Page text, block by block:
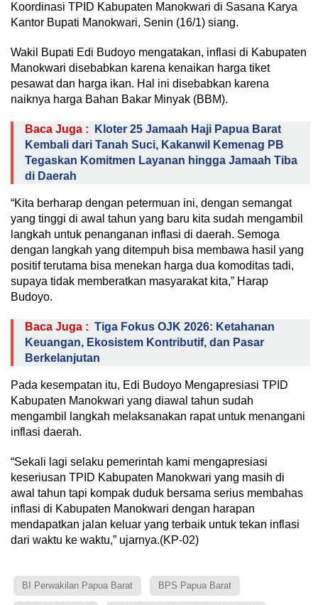
Koordinasi TPID Kabupaten Manokwari di Sasana Karya
Kantor Bupati Manokwari, Senin (16/1) siang.
Wakil Bupati Edi Budoyo mengatakan, inflasi di Kabupaten
Manokwari disebabkan karena kenaikan harga tiket
pesawat dan harga ikan. Hal ini disebabkan karena
naiknya harga Bahan Bakar Minyak (BBM).
Baca Juga :
Kloter 25 Jamaah Haji Papua Barat
Kembali dari Tanah Suci, Kakanwil Kemenag PB
Tegaskan Komitmen Layanan hingga Jamaah Tiba
di Daerah
“Kita berharap dengan petermuan ini, dengan semangat
yang tinggi di awal tahun yang baru kita sudah mengambil
langkah untuk penanganan inflasi di daerah. Semoga
dengan langkah yang ditempuh bisa membawa hasil yang
positif terutama bisa menekan harga dua komoditas tadi,
supaya tidak memberatkan masyarakat kita,” Harap
Budoyo.
Baca Juga : Tiga Fokus OJK 2026: Ketahanan
Keuangan, Ekosistem Kontributif, dan Pasar
Berkelanjutan
Pada kesempatan itu, Edi Budoyo Mengapresiasi TPID
Kabupaten Manokwari yang diawal tahun sudah
mengambil langkah melaksanakan rapat untuk menangani
inflasi daerah.
“Sekali lagi selaku pemerintah kami mengapresiasi
keseriusan TPID Kabupaten Manokwari yang masih di
awal tahun tapi kompak duduk bersama serius membahas
inflasi di Kabupaten Manokwari dengan harapan
mendapatkan jalan keluar yang terbaik untuk tekan inflasi
dari waktu ke waktu,” ujarnya.(KP-02)
BI Perwakilan Papua Barat BPS Papua Barat